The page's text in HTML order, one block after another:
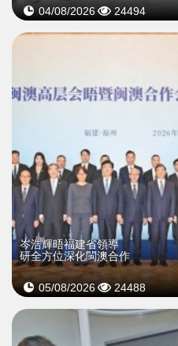
04/08/2026 24494
岑浩輝晤福建省領導
研全方位深化閩澳合作
05/08/2026 24488